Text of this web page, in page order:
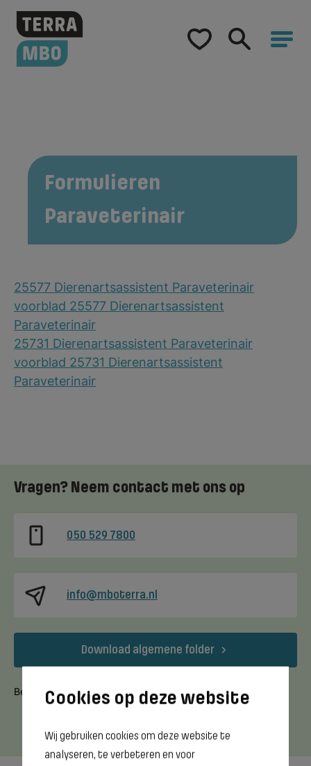
Wij gebruiken cookies om deze website te
analyseren, te verbeteren en voor
Home
Samenwerking
Over Terra MBO
Formulieren
Paraveterinair
25577 Dierenartsassistent Paraveterinair
voorblad 25577 Dierenartsassistent
Paraveterinair
25731 Dierenartsassistent Paraveterinair
voorblad 25731 Dierenartsassistent
Paraveterinair
Vragen? Neem contact met ons op
050 529 7800
info@mboterra.nl
Download algemene folder
Bereikbaar van ma t/m vr van 9:00 tot 16:00 uur.